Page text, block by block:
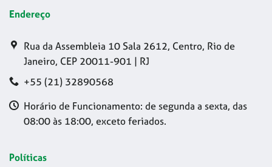
Endereço
Rua da Assembleia 10 Sala 2612, Centro, Rio de
Janeiro, CEP 20011-901 | RJ
+55 (21) 32890568
Horário de Funcionamento: de segunda a sexta, das
08:00 às 18:00, exceto feriados.
Políticas